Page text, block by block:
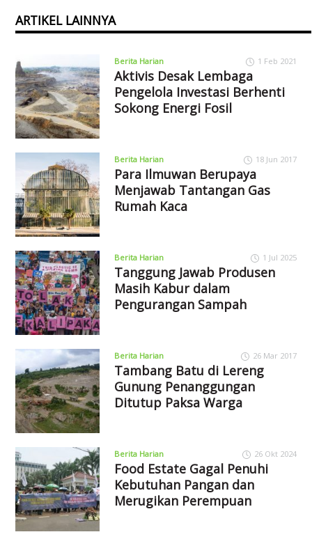
ARTIKEL LAINNYA
Berita Harian 1 Feb 2021
Aktivis Desak Lembaga
Pengelola Investasi Berhenti
Sokong Energi Fosil
Berita Harian 18 Jun 2017
Para Ilmuwan Berupaya
Menjawab Tantangan Gas
Rumah Kaca
Berita Harian 1 Jul 2025
Tanggung Jawab Produsen
Masih Kabur dalam
Pengurangan Sampah
Berita Harian 26 Mar 2017
Tambang Batu di Lereng
Gunung Penanggungan
Ditutup Paksa Warga
Berita Harian 26 Okt 2024
Food Estate Gagal Penuhi
Kebutuhan Pangan dan
Merugikan Perempuan